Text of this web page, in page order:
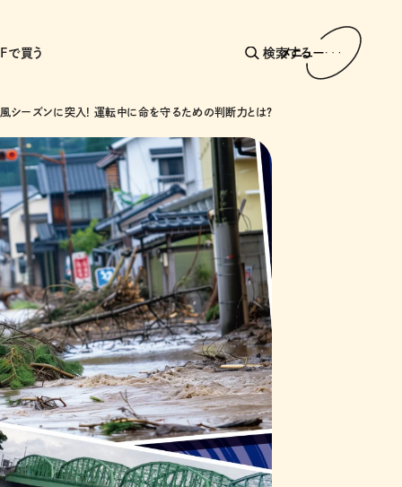
で買う 検索する
メニュー
シーズンに突入! 運転中に命を守るための判断力とは?